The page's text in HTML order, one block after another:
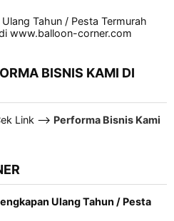
Tahun / Pesta Termurah
www.balloon-corner.com
BISNIS KAMI DI
Link --> Performa Bisnis Kami
Ulang Tahun / Pesta